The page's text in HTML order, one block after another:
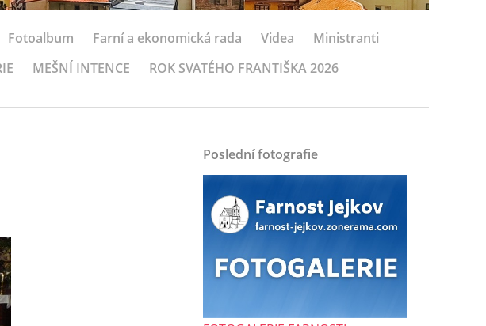
Fotoalbum Farní a ekonomická rada Videa
Ministranti
MEŠNÍ INTENCE ROK SVATÉHO FRANTIŠKA 2026
Poslední fotografie